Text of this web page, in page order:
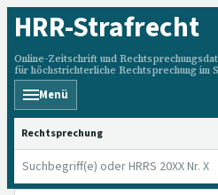
HRR-Strafrecht
Online-Zeitschrift und
für höchstrichterliche Rechtsprechung im
Menü
HRRS durchsuchen